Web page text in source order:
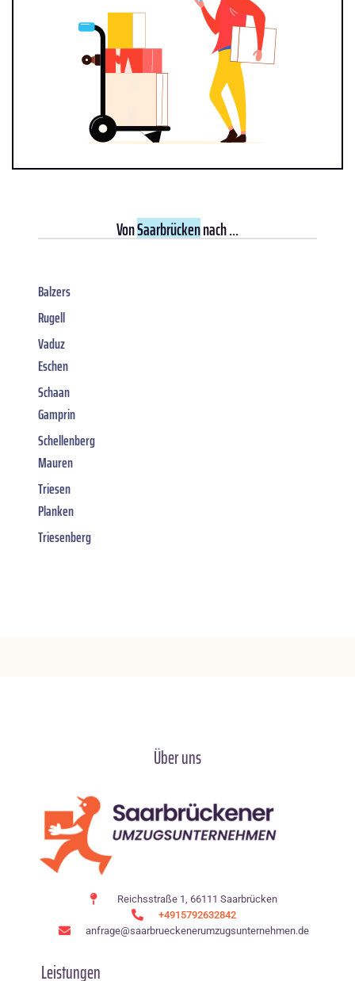
VonSaarbrückennach ...
Balzers
Rugell
Vaduz
Eschen
Schaan
Gamprin
Schellenberg
Mauren
Triesen
Planken
Triesenberg
Über uns
Reichsstraße 1, 66111 Saarbrücken
+4915792632842
anfrage@saarbrueckenerumzugsunternehmen.de
Leistungen